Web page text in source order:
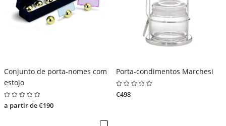
Conjunto de porta-nomes com
estojo
a partir de €190
Porta-condimentos Marchesi
€498